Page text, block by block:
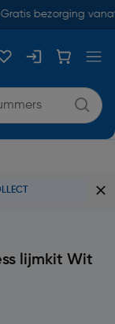
bezorging vanaf
lijmkit Wit